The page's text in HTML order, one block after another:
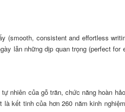
(smooth, consistent and effortless
lẫn những dịp quan trọng (perfect for
nhiên của gỗ trăn, chức năng hoàn
kết tinh của hơn 260 năm kinh